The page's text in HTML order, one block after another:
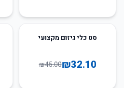
סט כלי גיזום מקצועי
₪32.10
₪45.00